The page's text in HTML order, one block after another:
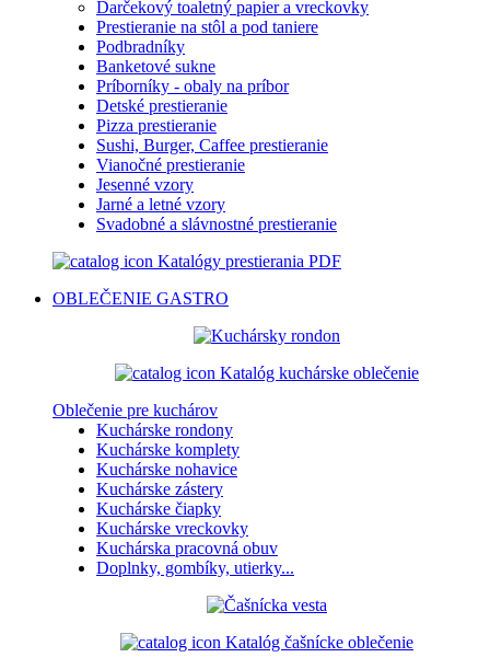
Darčekový toaletný papier a vreckovky
Prestieranie na stôl a pod taniere
Podbradníky
Banketové sukne
Príborníky - obaly na príbor
Detské prestieranie
Pizza prestieranie
Sushi, Burger, Caffee prestieranie
Vianočné prestieranie
Jesenné vzory
Jarné a letné vzory
Svadobné a slávnostné prestieranie
Katalógy prestierania PDF
OBLEČENIE GASTRO
Katalóg kuchárske oblečenie
Oblečenie pre kuchárov
Kuchárske rondony
Kuchárske komplety
Kuchárske nohavice
Kuchárske zástery
Kuchárske čiapky
Kuchárske vreckovky
Kuchárska pracovná obuv
Doplnky, gombíky, utierky...
Katalóg čašnícke oblečenie